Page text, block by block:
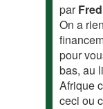
parFred
On a
pour
bas, au
Afrique
ceci ou